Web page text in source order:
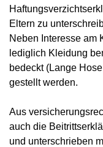
Eltern zu
Neben Interesse am
lediglich Kleidung
bedeckt (Lange
gestellt werden.
Aus
auch die
und unterschrieben